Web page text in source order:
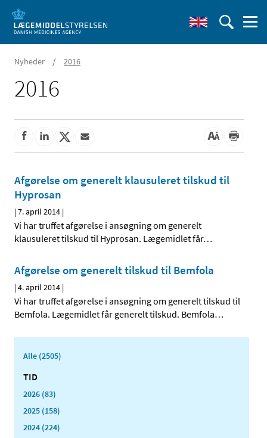
Nyheder / 2016
2016
Afgørelse om generelt klausuleret tilskud til
Hyprosan
|7. april 2014 |
Vi har truffet afgørelse i ansøgning om generelt
klausuleret tilskud til Hyprosan. Lægemidlet får…
Afgørelse om generelt tilskud til Bemfola
|4. april 2014 |
Vi har truffet afgørelse i ansøgning om generelt tilskud til
Bemfola. Lægemidlet får generelt tilskud. Bemfola…
Alle (2505)
TID
2026 (83)
2025 (158)
2024 (224)